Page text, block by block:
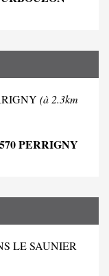
(à 2.3km
PERRIGNY
LE SAUNIER